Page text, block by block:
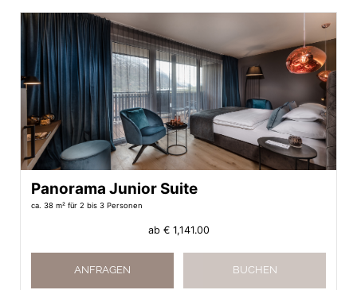
Panorama Junior Suite
ca. 38 m² für 2 bis 3 Personen
ab € 1,141.00
ANFRAGEN BUCHEN